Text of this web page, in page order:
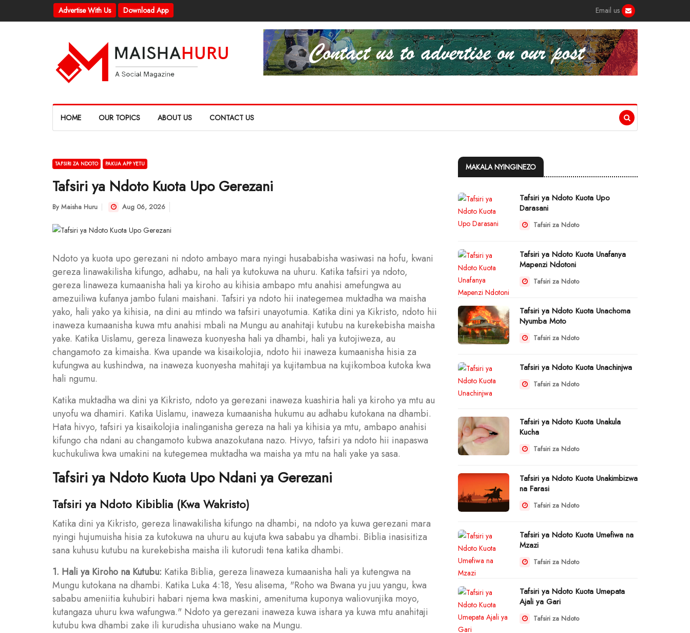
Advertise With Us Download App Email us
HOME OUR TOPICS ABOUT US CONTACT US
TAFSIRI ZA NDOTO PAKUA APP YETU
Tafsiri ya Ndoto Kuota Upo Gerezani
By Maisha Huru Aug 06, 2026
Ndoto ya kuota upo gerezani ni ndoto ambayo mara nyingi husababisha wasiwasi na hofu, kwani
gereza linawakilisha kifungo, adhabu, na hali ya kutokuwa na uhuru. Katika tafsiri ya ndoto,
gereza linaweza kumaanisha hali ya kiroho au kihisia ambapo mtu anahisi amefungwa au
amezuiliwa kufanya jambo fulani maishani. Tafsiri ya ndoto hii inategemea muktadha wa maisha
yako, hali yako ya kihisia, na dini au mtindo wa tafsiri unayotumia. Katika dini ya Kikristo, ndoto hii
inaweza kumaanisha kuwa mtu anahisi mbali na Mungu au anahitaji kutubu na kurekebisha maisha
yake. Katika Uislamu, gereza linaweza kuonyesha hali ya dhambi, hali ya kutojiweza, au
changamoto za kimaisha. Kwa upande wa kisaikolojia, ndoto hii inaweza kumaanisha hisia za
kufungwa au kushindwa, na inaweza kuonyesha mahitaji ya kujitambua na kujikomboa kutoka kwa
hali ngumu.
Katika muktadha wa dini ya Kikristo, ndoto ya gerezani inaweza kuashiria hali ya kiroho ya mtu au
unyofu wa dhamiri. Katika Uislamu, inaweza kumaanisha hukumu au adhabu kutokana na dhambi.
Hata hivyo, tafsiri ya kisaikolojia inalinganisha gereza na hali ya kihisia ya mtu, ambapo anahisi
kifungo cha ndani au changamoto kubwa anazokutana nazo. Hivyo, tafsiri ya ndoto hii inapaswa
kuchukuliwa kwa umakini na kutegemea muktadha wa maisha ya mtu na hali yake ya sasa.
Tafsiri ya Ndoto Kuota Upo Ndani ya Gerezani
Tafsiri ya Ndoto Kibiblia (Kwa Wakristo)
Katika dini ya Kikristo, gereza linawakilisha kifungo na dhambi, na ndoto ya kuwa gerezani mara
nyingi hujumuisha hisia za kutokuwa na uhuru au kujuta kwa sababu ya dhambi. Biblia inasisitiza
sana kuhusu kutubu na kurekebisha maisha ili kutorudi tena katika dhambi.
1. Hali ya Kiroho na Kutubu: Katika Biblia, gereza linaweza kumaanisha hali ya kutengwa na
Mungu kutokana na dhambi. Katika Luka 4:18, Yesu alisema, "Roho wa Bwana yu juu yangu, kwa
sababu ameniitia kuhubiri habari njema kwa maskini, amenituma kuponya waliovunjika moyo,
kutangaza uhuru kwa wafungwa." Ndoto ya gerezani inaweza kuwa ishara ya kuwa mtu anahitaji
kutubu kwa dhambi zake ili kurudisha uhusiano wake na Mungu.
MAKALA NYINGINEZO
Tafsiri ya Ndoto Kuota Upo
Darasani
Tafsiri za Ndoto
Tafsiri ya Ndoto Kuota Unafanya
Mapenzi Ndotoni
Tafsiri za Ndoto
Tafsiri ya Ndoto Kuota Unachoma
Nyumba Moto
Tafsiri za Ndoto
Tafsiri ya Ndoto Kuota Unachinjwa
Tafsiri za Ndoto
Tafsiri ya Ndoto Kuota Unakula
Kucha
Tafsiri za Ndoto
Tafsiri ya Ndoto Kuota Unakimbizwa
na Farasi
Tafsiri za Ndoto
Tafsiri ya Ndoto Kuota Umefiwa na
Mzazi
Tafsiri za Ndoto
Tafsiri ya Ndoto Kuota Umepata
Ajali ya Gari
Tafsiri za Ndoto